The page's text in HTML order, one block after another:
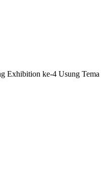
Exhibition ke-4 Usung Tema